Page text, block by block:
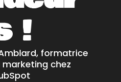
!
formatrice
marketing chez